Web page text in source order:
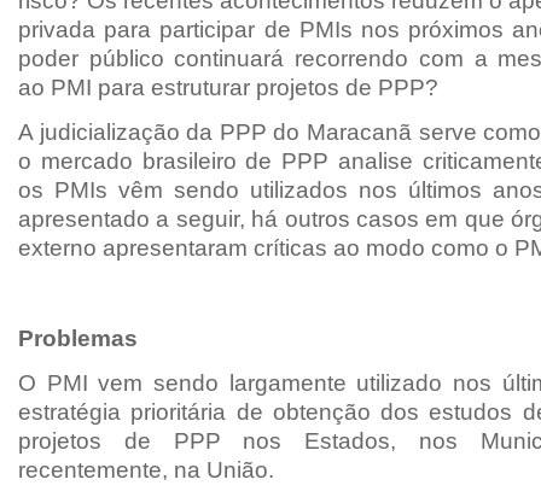
privada para participar de PMIs nos próximos
poder público continuará recorrendo com a
ao PMI para estruturar projetos de PPP?
A judicialização da PPP do Maracanã serve
o mercado brasileiro de PPP analise
os PMIs vêm sendo utilizados nos últimos
apresentado a seguir, há outros casos em que
externo apresentaram críticas ao modo como o
Problemas
O PMI vem sendo largamente utilizado nos
estratégia prioritária de obtenção dos estudos
projetos de PPP nos Estados, nos
recentemente, na União.